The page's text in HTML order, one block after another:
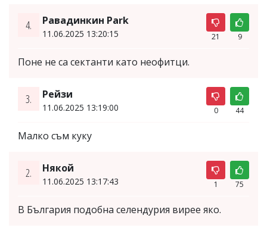
4. Равадинкин Park
11.06.2025 13:20:15 21 9
Поне не са сектанти като неофитци.
3. Рейзи
11.06.2025 13:19:00 0 44
Малко съм куку
2. Някой
11.06.2025 13:17:43 1 75
В България подобна селендурия вирее яко.